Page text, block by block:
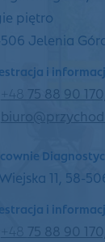
piętro
Jelenia
i
+48 75 88 90
11, 58-
i
75 88 90